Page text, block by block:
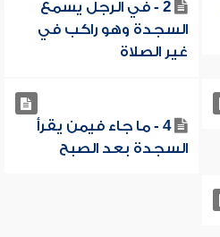
2 - في الرجل يسمع
السجدة وهو راكب في
غير الصلاة
4 - ما جاء فيمن يقرأ
السجدة بعد الصبح